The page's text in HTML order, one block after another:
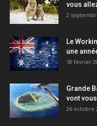
vous
2
Le
une
18 février
Grande
vont
26 octobre